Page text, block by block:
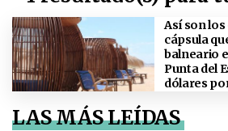
Así son
cápsula
balneario
Punta del
dólares
LAS MÁS LEÍDAS